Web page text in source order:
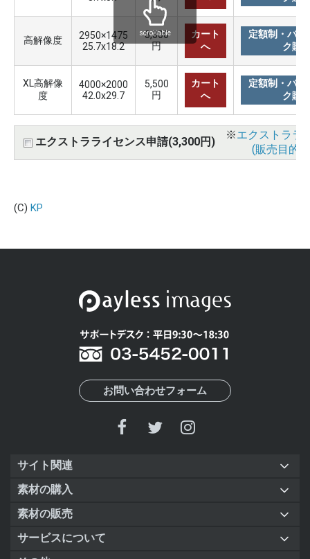
高解像度
2950×1475
25.7x18.2
3,300
円
カート
へ
定額制・バリ
ク購
XL高解像
度
4000×2000
42.0x29.7
5,500
円
カート
へ
定額制・バリ
ク購
エクストラライセンス申請(3,300円)
※エクストララ
(販売目的
scrollable
(C) KP
お問い合わせフォーム
サイト関連
素材の購入
素材の販売
サービスについて